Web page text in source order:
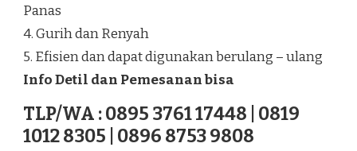
Panas
4. Gurih dan Renyah
5. Efisien dan dapat digunakan berulang – ulang
Info Detil dan Pemesanan bisa
TLP/WA : 0895 3761 17448 | 0819
1012 8305 | 0896 8753 9808